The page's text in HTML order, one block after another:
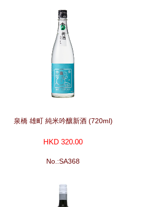
泉橋 雄町 純米吟釀新酒 (720ml)
HKD 320.00
No.:SA368